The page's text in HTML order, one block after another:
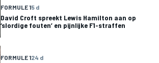
FORMULE 15 d
David Croft spreekt Lewis Hamilton aan op
‘slordige fouten’ en pijnlijke F1-straffen
FORMULE 124 d